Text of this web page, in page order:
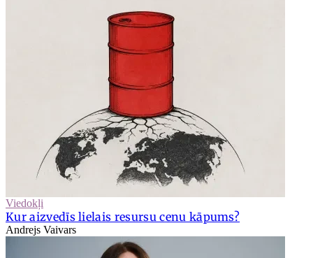
Viedokļi
Kur aizvedīs lielais resursu cenu kāpums?
Andrejs Vaivars